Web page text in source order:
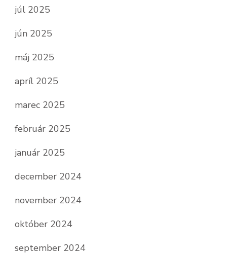
júl 2025
jún 2025
máj 2025
apríl 2025
marec 2025
február 2025
január 2025
december 2024
november 2024
október 2024
september 2024